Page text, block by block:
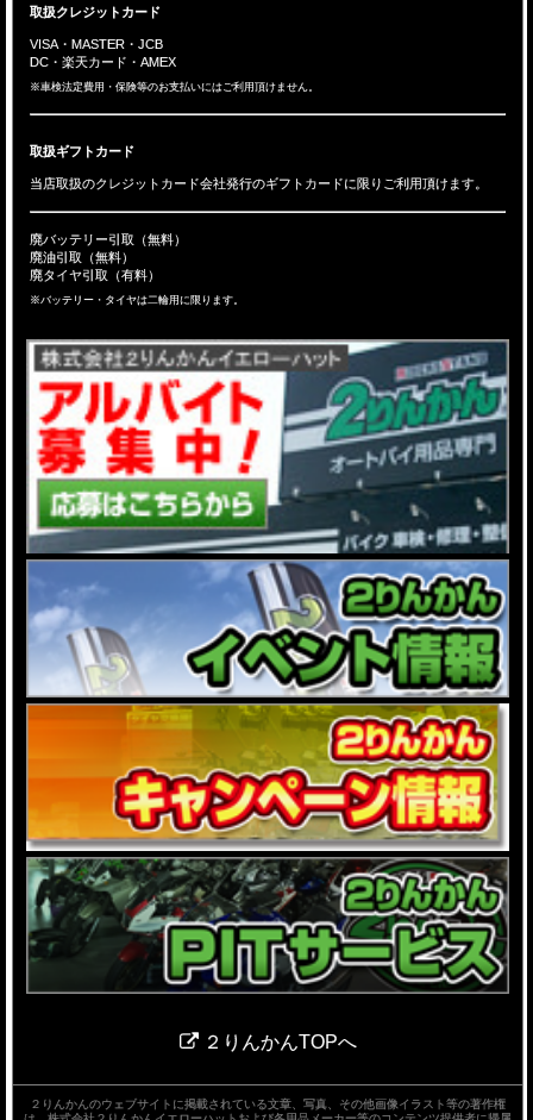
取扱クレジットカード
VISA・MASTER・JCB
DC・楽天カード・AMEX
※車検法定費用・保険等のお支払いにはご利用頂けません。
取扱ギフトカード
当店取扱のクレジットカード会社発行のギフトカードに限りご利用頂けます。
廃バッテリー引取（無料）
廃油引取（無料）
廃タイヤ引取（有料）
※バッテリー・タイヤは二輪用に限ります。
２りんかんTOPへ
２りんかんのウェブサイトに掲載されている文章、写真、その他画像イラスト等の著作権